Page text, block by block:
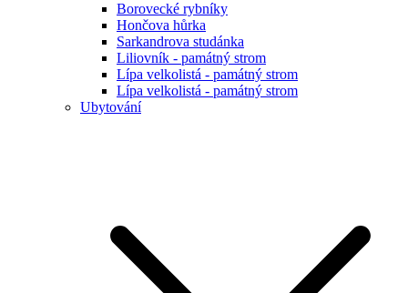
Borovecké rybníky
Hončova hůrka
Sarkandrova studánka
Liliovník - památný strom
Lípa velkolistá - památný strom
Lípa velkolistá - památný strom
Ubytování